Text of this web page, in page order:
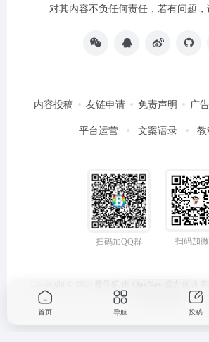
对其内容不负任何责任，若有问题，
内容投稿 友链申请 免责声明 广
平台运营 文案语录 教
扫码加QQ群 扫码加
首页 导航 投稿